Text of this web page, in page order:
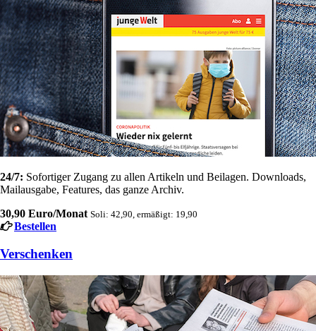
24/7: Sofortiger Zugang zu allen Artikeln und Beilagen. Downloads,
Mailausgabe, Features, das ganze Archiv.
30,90 Euro/Monat Soli: 42,90, ermäßigt: 19,90
Bestellen
Verschenken